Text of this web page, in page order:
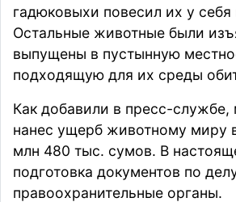
гадюковыхи повесил их у
Остальные животные были
выпущены в пустынную
подходящую для их среды
Как добавили в пресс-
нанес ущерб животному миру
млн 480 тыс. сумов. В
подготовка документов по
правоохранительные органы.